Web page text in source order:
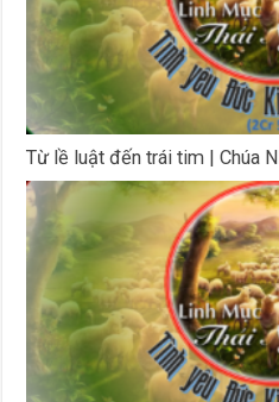
Từ lề luật đến trái tim | Chúa